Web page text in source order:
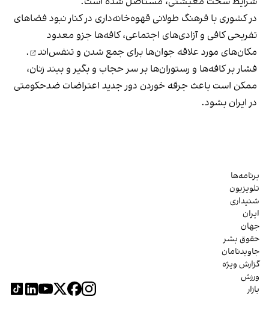
در کشوری با فرهنگ طولانی قهوه‌‌خانه‌داری در کنار نبود فضاهای
تفریحی کافی و آزادی‌های اجتماعی، کافه‌ها جزو معدود
مکان‌های مورد علاقه جوان‌ها برای جمع شدن و تنفس‌اند
.
فشار بر کافه‌ها و رستوران‌ها بر سر حجاب و بگیر و ببند زنان،
ممکن است باعث جرقه خوردن دور جدید اعتراضات ضدحکومتی
در ایران بشود.
برنامه‌ها
تلویزیون
شنیداری
ایران
جهان
حقوق بشر
جاویدنامان
گزارش ویژه
ورزش
بازار